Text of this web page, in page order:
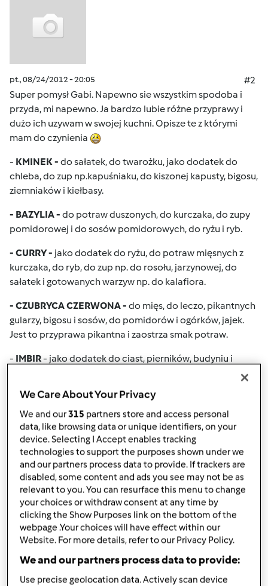
pt., 08/24/2012 - 20:05
#2
Super pomysł Gabi. Napewno sie wszystkim spodoba i
przyda, mi napewno. Ja bardzo lubie różne przyprawy i
dużo ich uzywam w swojej kuchni. Opisze te z którymi
mam do czynienia
- KMINEK - do sałatek, do twarożku, jako dodatek do
chleba, do zup np.kapuśniaku, do kiszonej kapusty, bigosu,
ziemniaków i kiełbasy.
- BAZYLIA - do potraw duszonych, do kurczaka, do zupy
pomidorowej i do sosów pomidorowych, do ryżu i ryb.
- CURRY - jako dodatek do ryżu, do potraw mięsnych z
kurczaka, do ryb, do zup np. do rosołu, jarzynowej, do
sałatek i gotowanych warzyw np. do kalafiora.
- CZUBRYCA CZERWONA - do mięs, do leczo, pikantnych
gularzy, bigosu i sosów, do pomidorów i ogórków, jajek.
Jest to przyprawa pikantna i zaostrza smak potraw.
- IMBIR- jako dodatek do ciast, pierników, budyniu i
kisielku, do kompotów, likierów i do piwa, do pasztetów i
- KOLENDRA -do warzyw, do ryżu, do pieczonego mięsa.
- KURKUMA -do ciast, do ryżu, kalafiora, do zup
np.jarzynowa, do kurczaka,ryb, barwi potrawy na żółto.
- ROZMARYN -do wieprzowiny, kurczaka, dziczyzny,
baraniny, do sosów pomidorowych, pizzy, warzyw i
pieczonych ziemniaków.
TYMIANEK- do długo gotowanych potraw, zapiekanek,
duszonych mięs, do sosów, doskonały do roslin
strączkowych.
Na razie tyle
We Care About Your Privacy
We and our315 partners store and access personal
data, like browsing data or unique identifiers, on your
device. Selecting I Accept enables tracking
technologies to support the purposes shown under we
and our partners process data to provide. If trackers are
disabled, some content and ads you see may not be as
relevant to you. You can resurface this menu to change
your choices or withdraw consent at any time by
clicking the Show Purposes link on the bottom of the
webpage .Your choices will have effect within our
Website. For more details, refer to our Privacy Policy.
We and our partners process data to provide:
Use precise geolocation data. Actively scan device